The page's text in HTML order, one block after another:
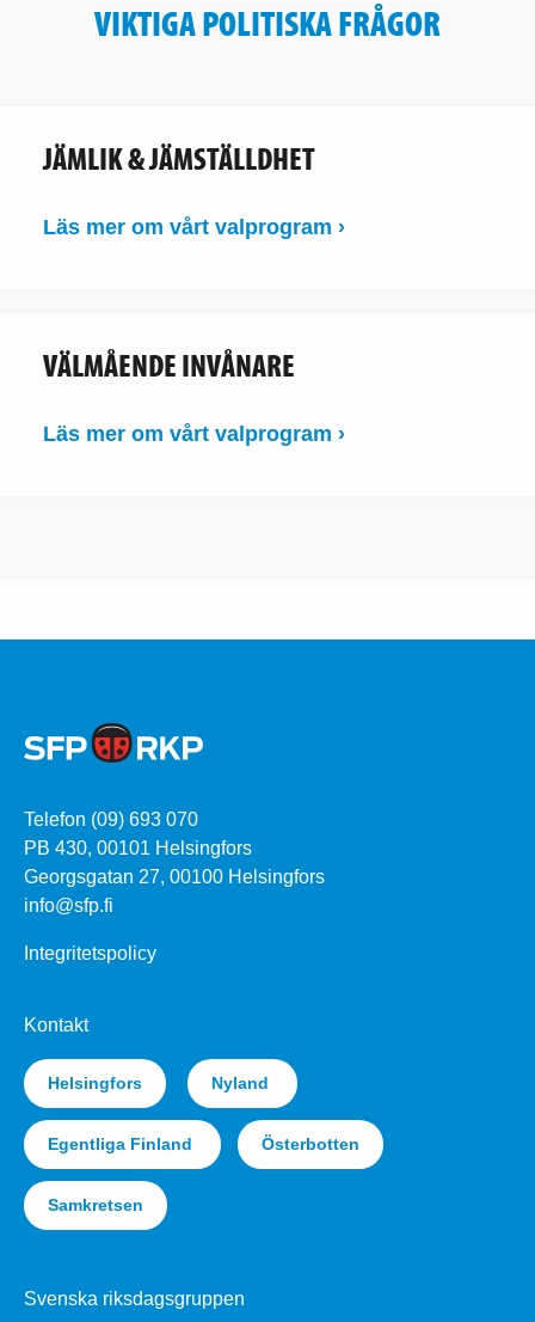
VIKTIGA POLITISKA FRÅGOR
JÄMLIK & JÄMSTÄLLDHET
Läs mer om vårt valprogram ›
VÄLMÅENDE INVÅNARE
Läs mer om vårt valprogram ›
Telefon (09) 693 070
PB 430, 00101 Helsingfors
Georgsgatan 27, 00100 Helsingfors
info@sfp.fi
Integritetspolicy
Kontakt
Helsingfors Nyland
Egentliga Finland Österbotten
Samkretsen
Svenska riksdagsgruppen